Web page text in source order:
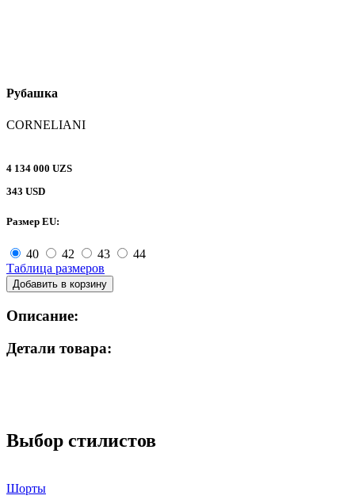
Рубашка
CORNELIANI
4 134 000 UZS
343 USD
Размер EU:
40 42 43
44
Таблица размеров
Добавить в корзину
Описание:
Детали товара:
Выбор стилистов
Шорты